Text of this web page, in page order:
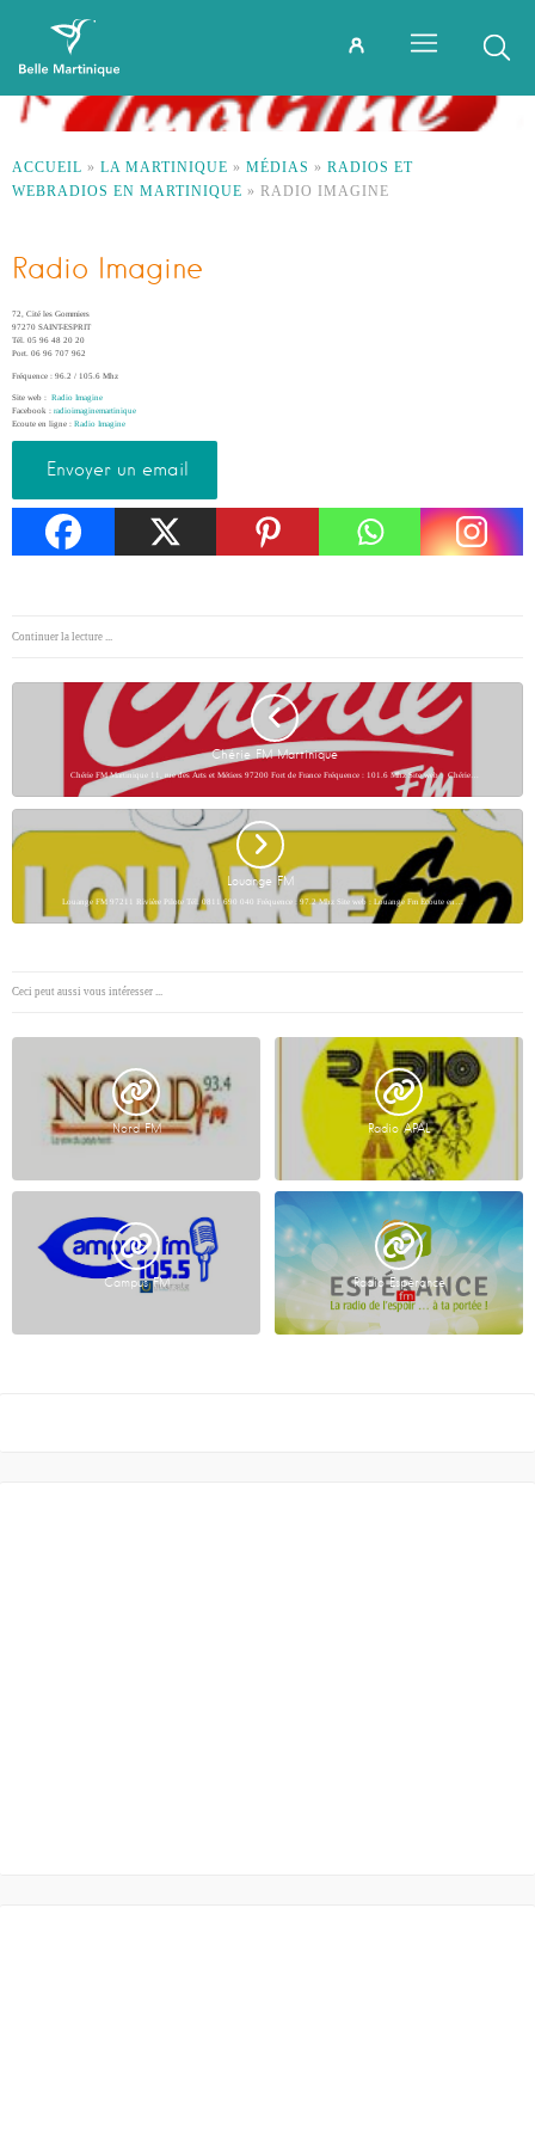
ACCUEIL » LA MARTINIQUE » MÉDIAS » RADIOS ET
WEBRADIOS EN MARTINIQUE » RADIO IMAGINE
Radio Imagine
72, Cité les Gommiers
97270 SAINT-ESPRIT
Tél. 05 96 48 20 20
Port. 06 96 707 962
Fréquence : 96.2 / 105.6 Mhz
Site web : Radio Imagine
Facebook : radioimaginemartinique
Ecoute en ligne : Radio Imagine
Envoyer un email
Continuer la lecture ...
Chérie FM Martinique
Chérie FM Martinique 11, rue des Arts et Métiers 97200 Fort de France Fréquence : 101.6 Mhz Site web : Chérie…
Louange FM
Louange FM 97211 Rivière Pilote Tél. 0811 690 040 Fréquence : 97.2 Mhz Site web : Louange Fm Ecoute en…
Ceci peut aussi vous intéresser ...
Nord FM Radio APAL
Campus FM Radio Espérance